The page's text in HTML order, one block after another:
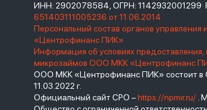
ИНН: 2902078584, ОГРН: 1142932001299
651403111005236 от 11.06.2014
Персональный состав органов
«Центрофинанс ПИК»
Информация об условиях предоставления,
микрозаймов ООО МКК «Центрофинанс
ООО МКК «Центрофинанс ПИК» состоит в
11.03.2022 г.
Официальный сайт СРО –https://npmir.ru/ .